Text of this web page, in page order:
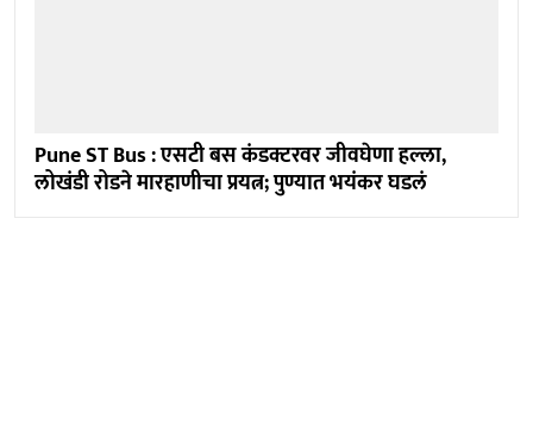
Pune ST Bus : एसटी बस कंडक्टरवर जीवघेणा हल्ला,
लोखंडी रोडने मारहाणीचा प्रयत्न; पुण्यात भयंकर घडलं